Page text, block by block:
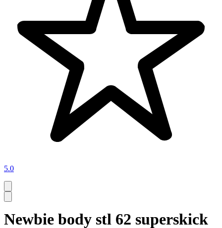
5.0
Newbie body stl 62 superskick